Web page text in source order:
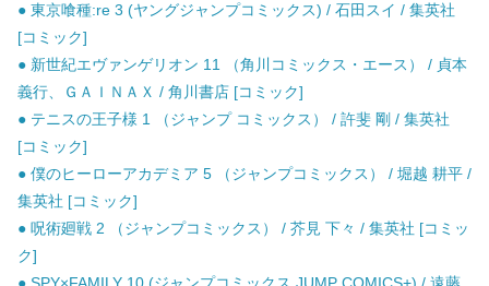
● 東京喰種:re 3 (ヤングジャンプコミックス) / 石田スイ / 集英社
[コミック]
● 新世紀エヴァンゲリオン 11 （角川コミックス・エース） / 貞本
義行、ＧＡＩＮＡＸ / 角川書店 [コミック]
● テニスの王子様 1 （ジャンプ コミックス） / 許斐 剛 / 集英社
[コミック]
● 僕のヒーローアカデミア 5 （ジャンプコミックス） / 堀越 耕平 /
集英社 [コミック]
● 呪術廻戦 2 （ジャンプコミックス） / 芥見 下々 / 集英社 [コミッ
ク]